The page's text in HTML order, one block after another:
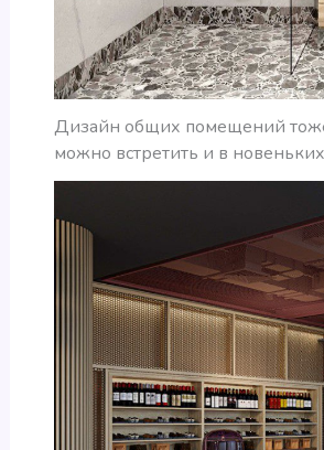
Дизайн общих помещений
можно встретить и в